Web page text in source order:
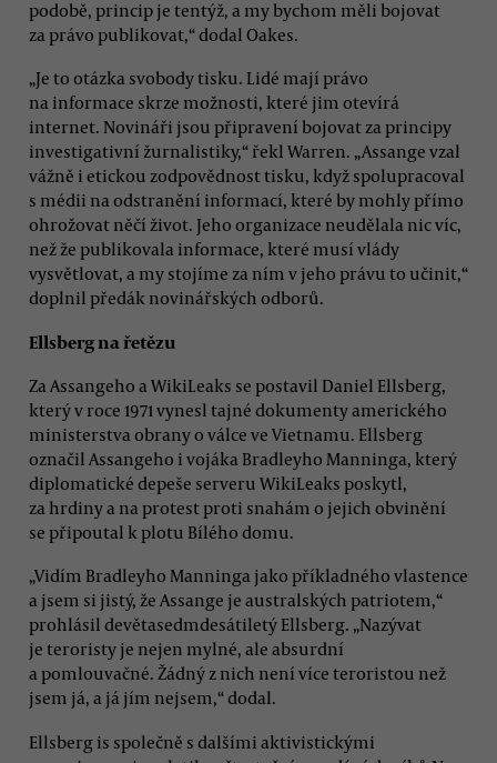
podobě, princip je tentýž, a my bychom měli bojovat
za právo publikovat,“ dodal Oakes.
„Je to otázka svobody tisku. Lidé mají právo
na informace skrze možnosti, které jim otevírá
internet. Novináři jsou připravení bojovat za principy
investigativní žurnalistiky,“ řekl Warren. „Assange vzal
vážně i etickou zodpovědnost tisku, když spolupracoval
s médii na odstranění informací, které by mohly přímo
ohrožovat něčí život. Jeho organizace neudělala nic víc,
než že publikovala informace, které musí vlády
vysvětlovat, a my stojíme za ním v jeho právu to učinit,“
doplnil předák novinářských odborů.
Ellsberg na řetězu
Za Assangeho a WikiLeaks se postavil Daniel Ellsberg,
který v roce 1971 vynesl tajné dokumenty amerického
ministerstva obrany o válce ve Vietnamu. Ellsberg
označil Assangeho i vojáka Bradleyho Manninga, který
diplomatické depeše serveru WikiLeaks poskytl,
za hrdiny a na protest proti snahám o jejich obvinění
se připoutal k plotu Bílého domu.
„Vidím Bradleyho Manninga jako příkladného vlastence
a jsem si jistý, že Assange je australských patriotem,“
prohlásil devětasedmdesátiletý Ellsberg. „Nazývat
je teroristy je nejen mylné, ale absurdní
a pomlouvačné. Žádný z nich není více teroristou než
jsem já, a já jím nejsem,“ dodal.
Ellsberg is společně s dalšími aktivistickými